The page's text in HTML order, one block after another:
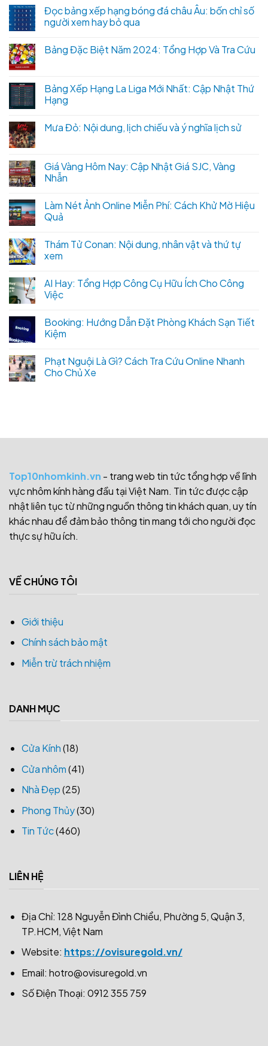
Đọc bảng xếp hạng bóng đá châu Âu: bốn chỉ số
người xem hay bỏ qua
Bảng Đặc Biệt Năm 2024: Tổng Hợp Và Tra Cứu
Bảng Xếp Hạng La Liga Mới Nhất: Cập Nhật Thứ
Hạng
Mưa Đỏ: Nội dung, lịch chiếu và ý nghĩa lịch sử
Giá Vàng Hôm Nay: Cập Nhật Giá SJC, Vàng
Nhẫn
Làm Nét Ảnh Online Miễn Phí: Cách Khử Mờ Hiệu
Quả
Thám Tử Conan: Nội dung, nhân vật và thứ tự
xem
AI Hay: Tổng Hợp Công Cụ Hữu Ích Cho Công
Việc
Booking: Hướng Dẫn Đặt Phòng Khách Sạn Tiết
Kiệm
Phạt Nguội Là Gì? Cách Tra Cứu Online Nhanh
Cho Chủ Xe
Top10nhomkinh.vn - trang web tin tức tổng hợp về lĩnh
vực nhôm kính hàng đầu tại Việt Nam. Tin tức được cập
nhật liên tục từ những nguồn thông tin khách quan, uy tín
khác nhau để đảm bảo thông tin mang tới cho người đọc
thực sự hữu ích.
VỀ CHÚNG TÔI
Giới thiệu
Chính sách bảo mật
Miễn trừ trách nhiệm
DANH MỤC
Cửa Kính(18)
Cửa nhôm(41)
Nhà Đẹp(25)
Phong Thủy(30)
Tin Tức(460)
LIÊN HỆ
Địa Chỉ: 128 Nguyễn Đình Chiểu, Phường 5, Quận 3,
TP.HCM, Việt Nam
Website: https://ovisuregold.vn/
Email: hotro@ovisuregold.vn
Số Điện Thoại: 0912 355 759